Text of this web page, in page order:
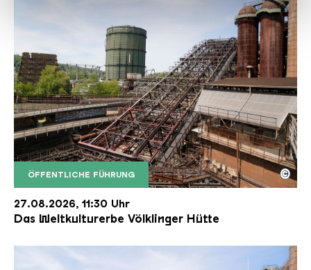
ÖFFENTLICHE FÜHRUNG
Der Erzschrägaufzug der Völklinger Hütte mit
Copyright: Weltkulturerbe Völklinger Hütte | Karl
©
27.08.2026, 11:30 Uhr
Das Weltkulturerbe Völklinger Hütte